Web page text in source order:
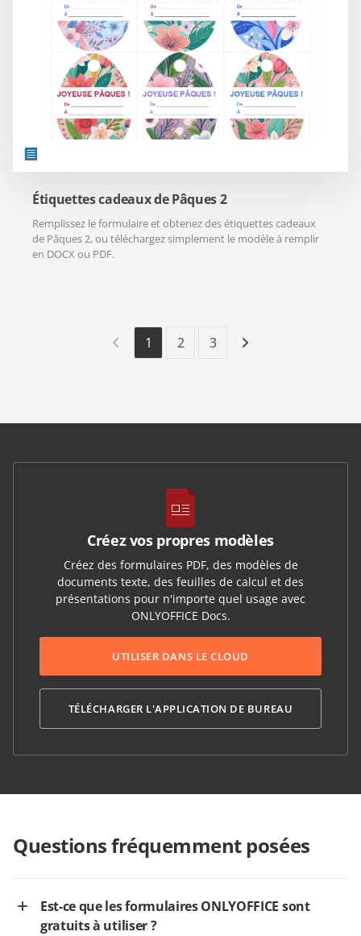
Étiquettes cadeaux de Pâques 2
Remplissez le formulaire et obtenez des étiquettes cadeaux
de Pâques 2, ou téléchargez simplement le modèle à remplir
en DOCX ou PDF.
1 2 3
Créez vos propres modèles
Créez des formulaires PDF, des modèles de
documents texte, des feuilles de calcul et des
présentations pour n'importe quel usage avec
ONLYOFFICE Docs.
UTILISER DANS LE CLOUD
TÉLÉCHARGER L'APPLICATION DE BUREAU
Questions fréquemment posées
Est-ce que les formulaires ONLYOFFICE sont
gratuits à utiliser ?